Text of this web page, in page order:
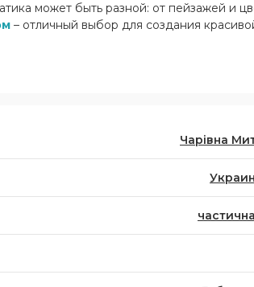
может быть разной: от пейзажей и
– отличный выбор для создания
Чарівна